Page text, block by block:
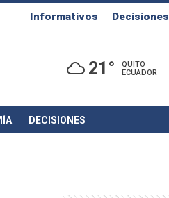
Informativos Decisiones
21°
QUITO
ECUADOR
DECISIONES